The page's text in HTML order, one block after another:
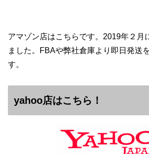
アマゾン店はこちらです。2019年２月
ました。FBAや弊社倉庫より即日発送
す。
yahoo店はこちら！